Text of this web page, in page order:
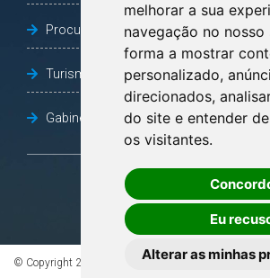
melhorar a sua
navegação no nosso
forma a mostrar
personalizado,
direcionados,
do site e entender
os visitantes.
Eu
Alterar as minhas
Procuradoria Geral do Município
Turismo, Desporto e Cultura
Gabinete Vice-Prefeito
© Copyright 2026 - Todos os direitos reservados à